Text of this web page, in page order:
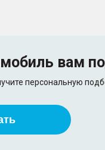
вам
персональную